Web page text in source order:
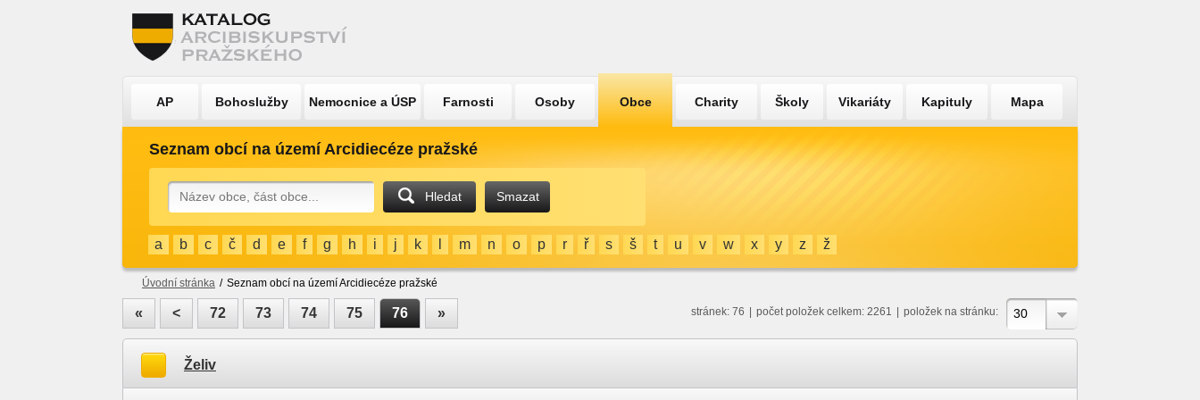
AP Bohoslužby Nemocnice a ÚSP Farnosti Osoby Obce Charity Školy Vikariáty Kapituly Mapa
Seznam obcí na území Arcidiecéze pražské
Hledat Smazat
a b c č d e f g h i j k m n o p r ř s š t u v w x y z ž
Úvodní stránka / Seznam obcí na území Arcidiecéze pražské
« < 72 73 74 75 76 » stránek: 76 počet položek celkem: 2261 položek na stránku: 30
Želiv